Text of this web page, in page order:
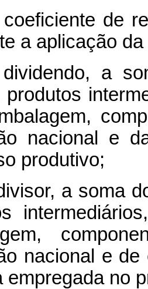
de
a aplicação
a
produtos
nacional e
produtivo;
a soma
nacional e
empregada no